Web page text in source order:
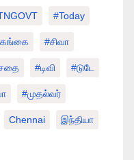
#today
#சிவா
#டிவி #டுடே
#முதல்வர்
Chennai இந்தியா